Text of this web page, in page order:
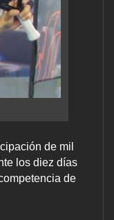
de mil
los diez días
de